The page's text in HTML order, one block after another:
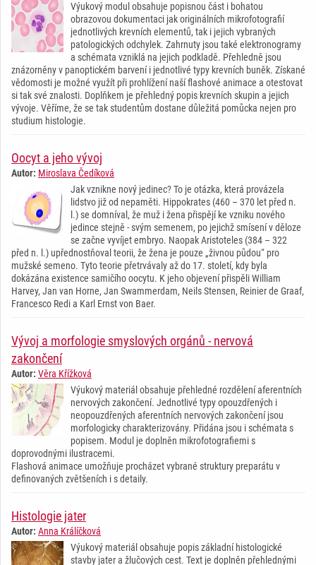
Výukový modul obsahuje popisnou část i bohatou
obrazovou dokumentaci jak originálních mikrofotografií
jednotlivých krevních elementů, tak i jejich vybraných
patologických odchylek. Zahrnuty jsou také elektronogramy
a schémata vzniklá na jejich podkladě. Přehledně jsou
znázorněny v panoptickém barvení i jednotlivé typy krevních buněk. Získané
vědomosti je možné využít při prohlížení naší flashové animace a otestovat
si tak své znalosti. Doplňkem je přehledný popis krevních skupin a jejich
vývoje. Věříme, že se tak studentům dostane důležitá pomůcka nejen pro
studium histologie.
Oocyt a jeho vývoj
Autor: Miroslava Čedíková
Jak vznikne nový jedinec? To je otázka, která provázela
lidstvo již od nepaměti. Hippokrates (460 – 370 let před n.
l.) se domníval, že muž i žena přispějí ke vzniku nového
jedince stejně - svým semenem, po jejichž smísení v děloze
se začne vyvíjet embryo. Naopak Aristoteles (384 – 322
před n. l.) upřednostňoval teorii, že žena je pouze „živnou půdou“ pro
mužské semeno. Tyto teorie přetrvávaly až do 17. století, kdy byla
dokázána existence samičího oocytu. K jeho objevení přispěli William
Harvey, Jan van Horne, Jan Swammerdam, Neils Stensen, Reinier de Graaf,
Francesco Redi a Karl Ernst von Baer.
Vývoj a morfologie smyslových orgánů - nervová
zakončení
Autor: Věra Křížková
Výukový materiál obsahuje přehledné rozdělení aferentních
nervových zakončení. Jednotlivé typy opouzdřených i
neopouzdřených aferentních nervových zakončení jsou
morfologicky charakterizovány. Přidána jsou i schémata s
popisem. Modul je doplněn mikrofotografiemi s
doprovodnými ilustracemi.
Flashová animace umožňuje procházet vybrané struktury preparátu v
definovaných zvětšeních i s detaily.
Histologie jater
Autor: Anna Králíčková
Výukový materiál obsahuje popis základní histologické
stavby jater a žlučových cest. Text je doplněn přehlednými